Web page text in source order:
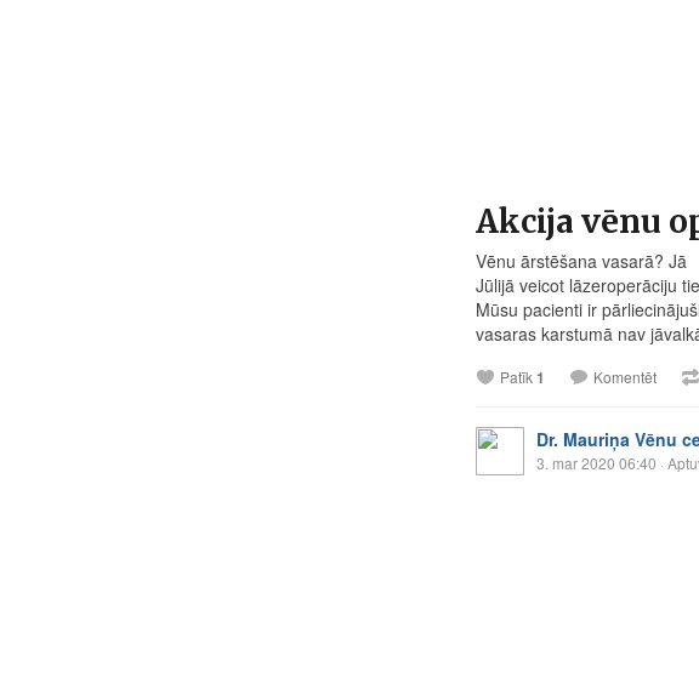
Akcija vēnu
Vēnu ārstēšana vasarā? Jā
Jūlijā veicot lāzeroperāciju
Mūsu pacienti ir
vasaras karstumā nav
Patīk1 Komentēt
Dr. Mauriņa Vēnu
3. mar 2020 06:40 ·